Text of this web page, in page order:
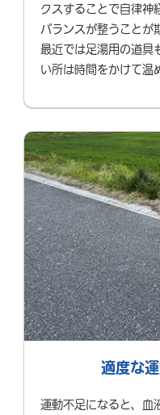
クスすることで自律神
バランスが整うことが
最近では足湯用の道具
い所は時間をかけて温
適度な
運動不足になると、血